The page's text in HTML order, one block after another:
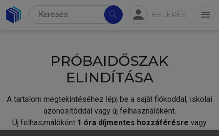
search person BELÉPÉS menu
PRÓBAIDŐSZAK
ELINDÍTÁSA
A tartalom megtekintéséhez lépj be a saját fiókoddal, iskolai
azonosítóddal vagy új felhasználóként.
Új felhasználóként 1 óra díjmentes hozzáférésre vagy